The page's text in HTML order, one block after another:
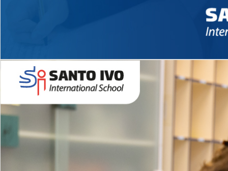
Novidades 2026 High School
EDUCAÇÃO INFANTIL
Inglês todos os dias